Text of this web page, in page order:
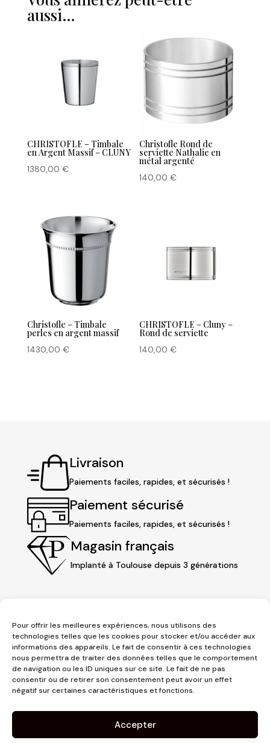
Pour offrir les meilleures expériences, nous utilisons des
technologies telles que les cookies pour stocker et/ou accéder aux
informations des appareils. Le fait de consentir à ces technologies
nous permettra de traiter des données telles que le comportement
de navigation ou les ID uniques sur ce site. Le fait de ne pas
consentir ou de retirer son consentement peut avoir un effet
négatif sur certaines caractéristiques et fonctions.
Accepter
aussi…
CHRISTOFLE – Timbale
en Argent Massif – CLUNY
1380,00 €
Christofle Rond de
serviette Nathalie en
métal argenté
140,00€
Christofle – Timbale
perles en argent massif
1430,00 €
CHRISTOFLE – Cluny –
Rond de serviette
140,00€
Livraison
Paiements faciles, rapides, et sécurisés !
Paiement sécurisé
Paiements faciles, rapides, et sécurisés !
Magasin français
Implanté à Toulouse depuis 3 générations
3 place Jeanne d'Arc
31000 Toulouse
contact@pujolmaison.com